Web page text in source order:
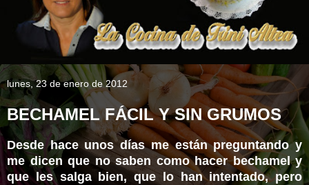
lunes, 23 de enero de 2012
BECHAMEL FÁCIL Y SIN GRUMOS
Desde hace unos días me están preguntando y
me dicen que no saben como hacer bechamel y
que les salga bien, que lo han intentado, pero